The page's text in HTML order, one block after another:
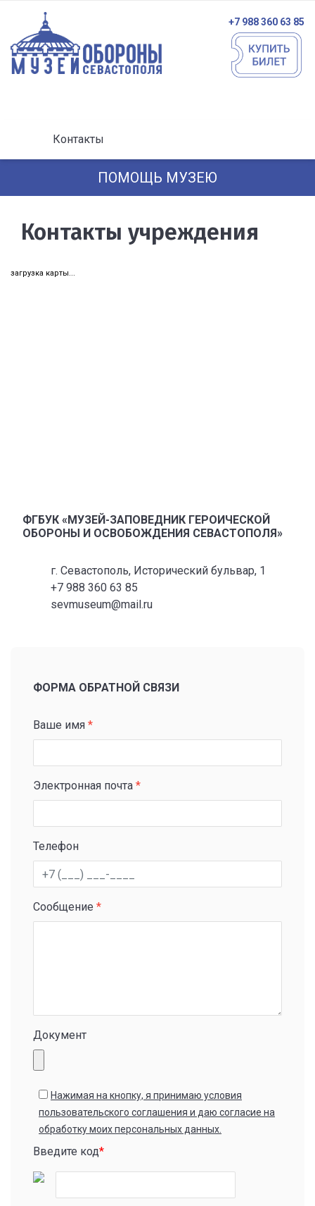
+7 988 360 63 85
Контакты
ПОМОЩЬ МУЗЕЮ
Контакты учреждения
загрузка карты...
ФГБУК «МУЗЕЙ-ЗАПОВЕДНИК ГЕРОИЧЕСКОЙ
ОБОРОНЫ И ОСВОБОЖДЕНИЯ СЕВАСТОПОЛЯ»
г. Севастополь, Исторический бульвар, 1
+7 988 360 63 85
sevmuseum@mail.ru
ФОРМА ОБРАТНОЙ СВЯЗИ
Ваше имя *
Электронная почта *
Телефон
Сообщение *
Документ
Нажимая на кнопку, я принимаю условия
пользовательского соглашения и даю согласие на
обработку моих персональных данных.
Введите код*